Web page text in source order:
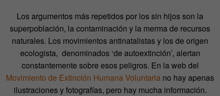
Los argumentos más repetidos por los sin hijos son la
superpoblación, la contaminación y la merma de recursos
naturales. Los movimientos antinatalistas y los de origen
ecologista, denominados ‘de autoextinción’, alertan
constantemente sobre esos peligros. En la web del
Movimiento de Extinción Humana Voluntaria no hay apenas
ilustraciones y fotografías, pero hay mucha información.